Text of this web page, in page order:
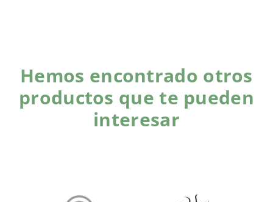
Hemos encontrado otros
productos que te pueden
interesar